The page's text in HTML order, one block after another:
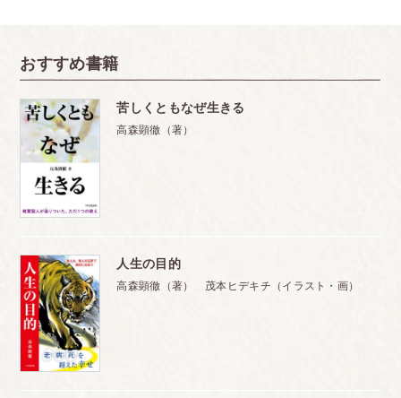
おすすめ書籍
苦しくともなぜ生きる
高森顕徹（著）
人生の目的
高森顕徹（著） 茂本ヒデキチ（イラスト・画）